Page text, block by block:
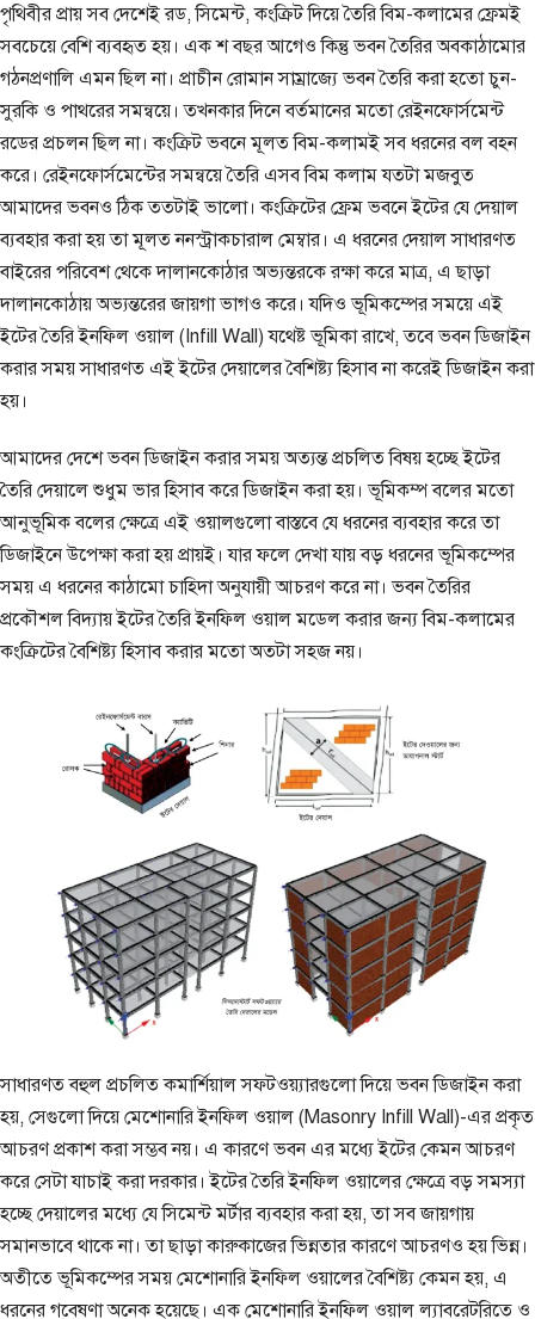
পৃথিবীর প্রায় সব দেশেই রড, সিমেন্ট, কংক্রিট দিয়ে তৈরি বিম-কলামের ফ্রেমই
সবচেয়ে বেশি ব্যবহৃত হয়। এক শ বছর আগেও কিন্তু ভবন তৈরির অবকাঠামোর
গঠনপ্রণালি এমন ছিল না। প্রাচীন রোমান সাম্রাজ্যে ভবন তৈরি করা হতো চুন-
সুরকি ও পাথরের সমন্বয়ে। তখনকার দিনে বর্তমানের মতো রেইনফোর্সমেন্ট
রডের প্রচলন ছিল না। কংক্রিট ভবনে মূলত বিম-কলামই সব ধরনের বল বহন
করে। রেইনফোর্সমেন্টের সমন্বয়ে তৈরি এসব বিম কলাম যতটা মজবুত
আমাদের ভবনও ঠিক ততটাই ভালো। কংক্রিটের ফ্রেম ভবনে ইটের যে দেয়াল
ব্যবহার করা হয় তা মূলত ননস্ট্রাকচারাল মেম্বার। এ ধরনের দেয়াল সাধারণত
বাইরের পরিবেশ থেকে দালানকোঠার অভ্যন্তরকে রক্ষা করে মাত্র, এ ছাড়া
দালানকোঠায় অভ্যন্তরের জায়গা ভাগও করে। যদিও ভূমিকম্পের সময়ে এই
ইটের তৈরি ইনফিল ওয়াল (Infill Wall) যথেষ্ট ভূমিকা রাখে, তবে ভবন ডিজাইন
করার সময় সাধারণত এই ইটের দেয়ালের বৈশিষ্ট্য হিসাব না করেই ডিজাইন করা
হয়।
আমাদের দেশে ভবন ডিজাইন করার সময় অত্যন্ত প্রচলিত বিষয় হচ্ছে ইটের
তৈরি দেয়ালে শুধুম ভার হিসাব করে ডিজাইন করা হয়। ভূমিকম্প বলের মতো
আনুভূমিক বলের ক্ষেত্রে এই ওয়ালগুলো বাস্তবে যে ধরনের ব্যবহার করে তা
ডিজাইনে উপেক্ষা করা হয় প্রায়ই। যার ফলে দেখা যায় বড় ধরনের ভূমিকম্পের
সময় এ ধরনের কাঠামো চাহিদা অনুযায়ী আচরণ করে না। ভবন তৈরির
প্রকৌশল বিদ্যায় ইটের তৈরি ইনফিল ওয়াল মডেল করার জন্য বিম-কলামের
কংক্রিটের বৈশিষ্ট্য হিসাব করার মতো অতটা সহজ নয়।
সাধারণত বহুল প্রচলিত কমার্শিয়াল সফটওয়্যারগুলো দিয়ে ভবন ডিজাইন করা
হয়, সেগুলো দিয়ে মেশোনারি ইনফিল ওয়াল (Masonry Infill Wall)-এর প্রকৃত
আচরণ প্রকাশ করা সম্ভব নয়। এ কারণে ভবন এর মধ্যে ইটের কেমন আচরণ
করে সেটা যাচাই করা দরকার। ইটের তৈরি ইনফিল ওয়ালের ক্ষেত্রে বড় সমস্যা
হচ্ছে দেয়ালের মধ্যে যে সিমেন্ট মর্টার ব্যবহার করা হয়, তা সব জায়গায়
সমানভাবে থাকে না। তা ছাড়া কারুকাজের ভিন্নতার কারণে আচরণও হয় ভিন্ন।
অতীতে ভূমিকম্পের সময় মেশোনারি ইনফিল ওয়ালের বৈশিষ্ট্য কেমন হয়, এ
ধরনের গবেষণা অনেক হয়েছে। এক মেশোনারি ইনফিল ওয়াল ল্যাবরেটরিতে ও